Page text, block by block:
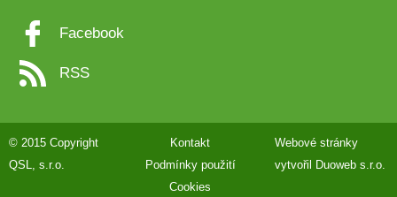
Facebook
RSS
© 2015 Copyright
QSL, s.r.o.
Kontakt
Podmínky použití
Cookies
Webové stránky
vytvořil
Duoweb s.r.o.